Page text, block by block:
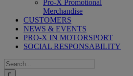
Pro-X Promotional
Merchandise
CUSTOMERS
NEWS & EVENTS
PRO-X IN MOTORSPORT
SOCIAL RESPONSABILITY
Search
for: